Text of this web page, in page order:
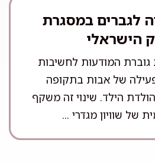
לגברים במסגרת
הישראלי
גוברת המודעות לחשיבות
של אבות בתקופה
הילד. שינוי זה משקף
של שוויון מגדרי ...